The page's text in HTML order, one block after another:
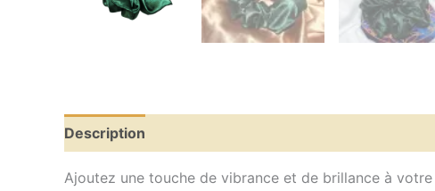
Description
Ajoutez une touche de vibrance et de brillance à